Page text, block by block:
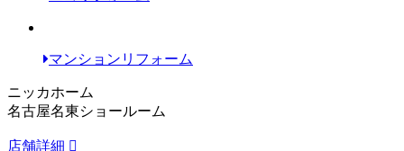
マンションリフォーム
ニッカホーム
名古屋名東ショールーム
店舗詳細